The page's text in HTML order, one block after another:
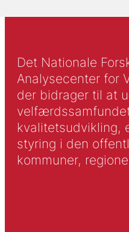
Det Nationale
Analysecenter for
der bidrager til at
kvalitetsudvikling,
styring i den
kommuner,